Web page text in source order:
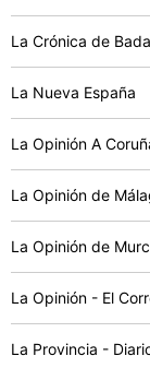
La Crónica de
La Nueva España
La Opinión A
La Opinión de
La Opinión de
La Opinión - El
La Provincia -